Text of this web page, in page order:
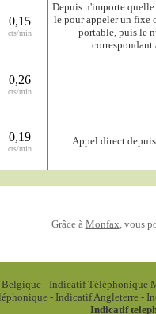
0,15
cts/min
Depuis n'importe
le pour appeler un fixe
portable, puis le
0,26
cts/min
0,19
cts/min
Appel direct
Grâce à Monfax, vous
- Indicatif Téléphonique
- Indicatif Angleterre-
Indicatif